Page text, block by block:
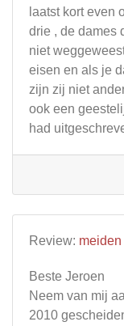
laatst kort even
drie , de dames
niet
eisen en als je
zijn zij niet
ook een
had
Review: meiden
Beste Jeroen
Neem van mij
2010